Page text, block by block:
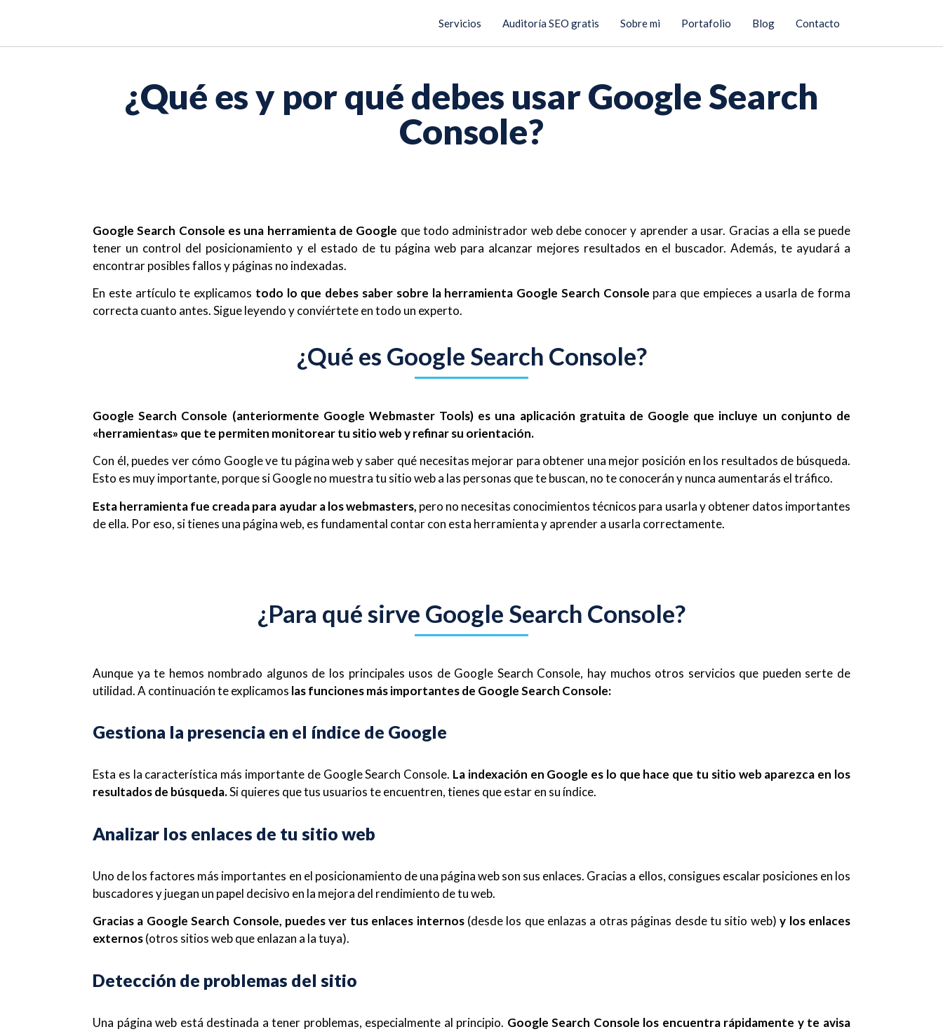
Servicios Auditoría SEO gratis Sobre mi Portafolio Blog Contacto
¿Qué es y por qué debes usar Google Search
Console?
Google Search Console es una herramienta de Google que todo administrador web debe conocer y aprender a usar. Gracias a ella se puede
tener un control del posicionamiento y el estado de tu página web para alcanzar mejores resultados en el buscador. Además, te ayudará a
encontrar posibles fallos y páginas no indexadas.
En este artículo te explicamos todo lo que debes saber sobre la herramienta Google Search Console para que empieces a usarla de forma
correcta cuanto antes. Sigue leyendo y conviértete en todo un experto.
¿Qué es Google Search Console?
Google Search Console (anteriormente Google Webmaster Tools) es una aplicación gratuita de Google que incluye un conjunto de
«herramientas» que te permiten monitorear tu sitio web y refinar su orientación.
Con él, puedes ver cómo Google ve tu página web y saber qué necesitas mejorar para obtener una mejor posición en los resultados de búsqueda.
Esto es muy importante, porque si Google no muestra tu sitio web a las personas que te buscan, no te conocerán y nunca aumentarás el tráfico.
Esta herramienta fue creada para ayudar a los webmasters, pero no necesitas conocimientos técnicos para usarla y obtener datos importantes
de ella. Por eso, si tienes una página web, es fundamental contar con esta herramienta y aprender a usarla correctamente.
¿Para qué sirve Google Search Console?
Aunque ya te hemos nombrado algunos de los principales usos de Google Search Console, hay muchos otros servicios que pueden serte de
utilidad. A continuación te explicamos las funciones más importantes de Google Search Console:
Gestiona la presencia en el índice de Google
Esta es la característica más importante de Google Search Console. La indexación en Google es lo que hace que tu sitio web aparezca en los
resultados de búsqueda.Si quieres que tus usuarios te encuentren, tienes que estar en su índice.
Analizar los enlaces de tu sitio web
Uno de los factores más importantes en el posicionamiento de una página web son sus enlaces. Gracias a ellos, consigues escalar posiciones en los
buscadores y juegan un papel decisivo en la mejora del rendimiento de tu web.
Gracias a Google Search Console, puedes ver tus enlaces internos(desde los que enlazas a otras páginas desde tu sitio web)y los enlaces
externos(otros sitios web que enlazan a la tuya).
Detección de problemas del sitio
Una página web está destinada a tener problemas, especialmente al principio. Google Search Console los encuentra rápidamente y te avisa